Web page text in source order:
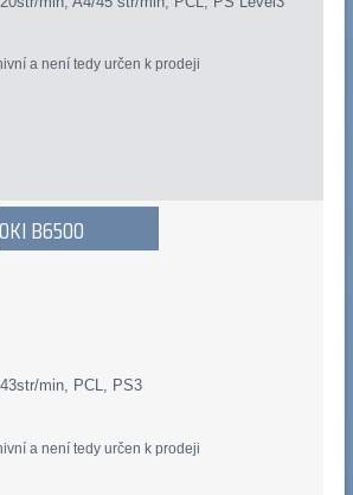
a není tedy určen k prodeji
OKI B6500
min, PCL, PS3
a není tedy určen k prodeji